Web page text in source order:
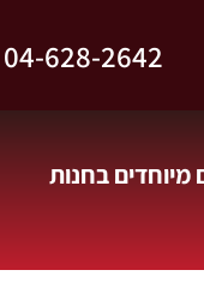
04-628-2642
בחנות